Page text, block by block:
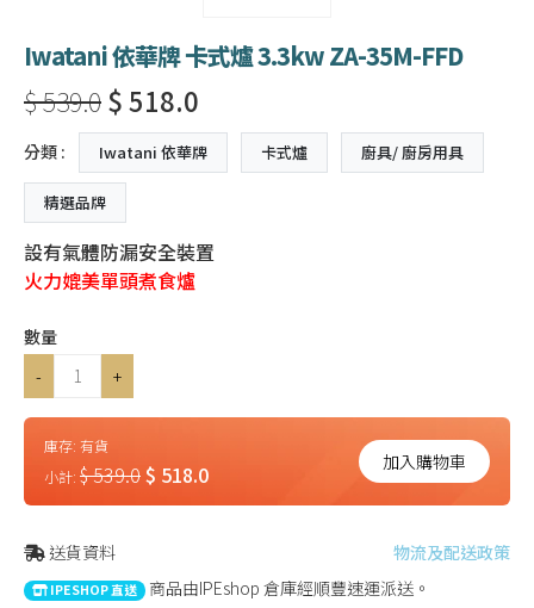
Iwatani 依華牌 卡式爐 3.3kw ZA-35M-FFD
$ 539.0$ 518.0
分類 : Iwatani 依華牌 卡式爐 廚具/ 廚房用具
精選品牌
設有氣體防漏安全裝置
火力媲美單頭煮食爐
數量
-
+
庫存: 有貨
小計: $ 539.0$ 518.0 加入購物車
送貨資料 物流及配送政策
IPESHOP 直送 商品由IPEshop 倉庫經順豐速運派送。